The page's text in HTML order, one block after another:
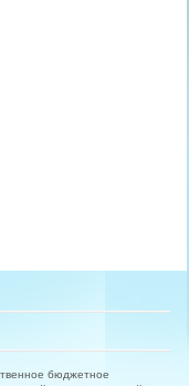
бюджетное